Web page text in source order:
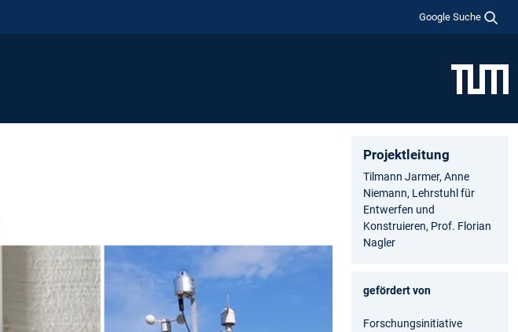
Google Suche
Projektleitung
Tilmann Jarmer, Anne
Niemann, Lehrstuhl für
Entwerfen und
Konstruieren, Prof. Florian
Nagler
gefördert von
Forschungsinitiative